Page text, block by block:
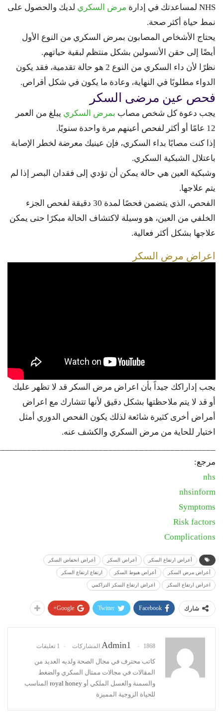
NHS لمساعدتك في إدارة مرض السكري لديك والحصول على
نمط حياة أكثر صحة.
يحتاج الأشخاص المصابون بمرض السكري من النوع الأول
أيضًا إلى حقن الأنسولين بشكل منتظم لبقية حياتهم.
نظرًا لأن داء السكري من النوع 2 هو حالة تقدمية، فقد يكون
الدواء مطلوبًا في النهاية، وعادة ما يكون في شكل أقراص.
فحص عين مرضى السكر
يجب دعوة كل شخص مصاب بمرض السكري يبلغ من العمر
12 عامًا أو أكثر لفحص أعينهم مرة واحدة سنويًا.
إذا كنت مصابًا بداء السكري، فإن عينيك معرضة لخطر الإصابة
باعتلال الشبكية السكري.
وشبكية العين هي حالة يمكن أن تؤدي إلى فقدان البصر إذا لم
يتم علاجها.
الفحص، الذي يتضمن فحصًا لمدة 30 دقيقة لفحص الجزء
الخلفي من العين، هو وسيلة لاكتشاف الحالة مبكرًا حتى يمكن
علاجها بشكل أكثر فعالية.
اعراض مرض السكر
يجب إداراكك جيداً بأن اعراض مرض السكر قد لا تظهر عليك
أو قد لا يتم ملاحظتها بشكل دقيق لأنها تتشارك مع اعراض
أمراض أخرى كثيرة شائعة لذلك يكون الفحص الدوري أمثل
اختيار للحاية من مرض السكري والكشف عنه.
مرجع:
nhs
nhsinform
Symptoms
Risk factors
Complications
أعراض ارتفاع السكر أعراض السكر أعراض انخفاض السكر
أعراض مرض السكر أعراض هبوط السكر ارتفاع ارتفاع السكر
اعراض ارتفاع السكر اعراض ارتفاع السكر التراكمي
شارك Facebook
Twitter
Google+
Admin1 1868 المشاركات 1 تعليقات
كاتب محترف في مجال الصحة ولديه العديد من
المقالات في مجالات ممثال السكري والضغط
والسمنة والعسل الملكي أو royal honey المناسب
للحياة الزوجية المميزة